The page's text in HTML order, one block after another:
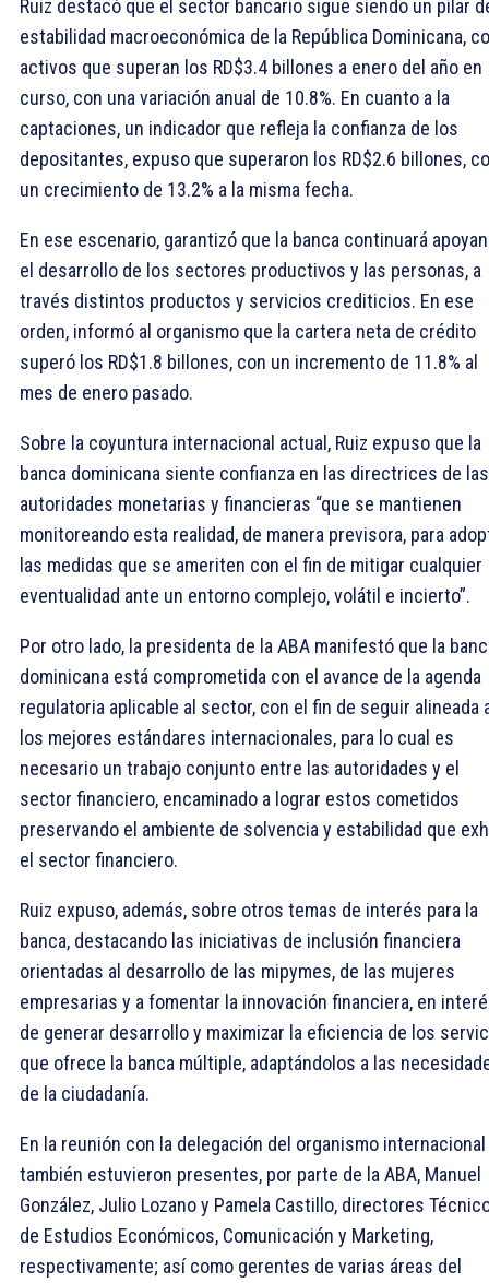
Ruiz destacó que el sector bancario sigue siendo un pilar
estabilidad macroeconómica de la República Dominicana,
activos que superan los RD$3.4 billones a enero del año en
curso, con una variación anual de 10.8%. En cuanto a la
captaciones, un indicador que refleja la confianza de los
depositantes, expuso que superaron los RD$2.6 billones,
un crecimiento de 13.2% a la misma fecha.
En ese escenario, garantizó que la banca continuará
el desarrollo de los sectores productivos y las personas, a
través distintos productos y servicios crediticios. En ese
orden, informó al organismo que la cartera neta de crédito
superó los RD$1.8 billones, con un incremento de 11.8% al
mes de enero pasado.
Sobre la coyuntura internacional actual, Ruiz expuso que la
banca dominicana siente confianza en las directrices de las
autoridades monetarias y financieras “que se mantienen
monitoreando esta realidad, de manera previsora, para
las medidas que se ameriten con el fin de mitigar cualquier
eventualidad ante un entorno complejo, volátil e incierto”.
Por otro lado, la presidenta de la ABA manifestó que la
dominicana está comprometida con el avance de la agenda
regulatoria aplicable al sector, con el fin de seguir alineada
los mejores estándares internacionales, para lo cual es
necesario un trabajo conjunto entre las autoridades y el
sector financiero, encaminado a lograr estos cometidos
preservando el ambiente de solvencia y estabilidad que
el sector financiero.
Ruiz expuso, además, sobre otros temas de interés para la
banca, destacando las iniciativas de inclusión financiera
orientadas al desarrollo de las mipymes, de las mujeres
empresarias y a fomentar la innovación financiera, en
de generar desarrollo y maximizar la eficiencia de los
que ofrece la banca múltiple, adaptándolos a las
de la ciudadanía.
En la reunión con la delegación del organismo internacional
también estuvieron presentes, por parte de la ABA, Manuel
González, Julio Lozano y Pamela Castillo, directores
de Estudios Económicos, Comunicación y Marketing,
respectivamente; así como gerentes de varias áreas del